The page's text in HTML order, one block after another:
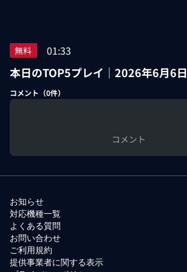
無料 01:33
本日のTOP5プレイ｜2026年6月6日
コメント（0件）
コメント
お知らせ
対応機種一覧
よくある質問
お問い合わせ
ご利用規約
提供事業者に関する表示